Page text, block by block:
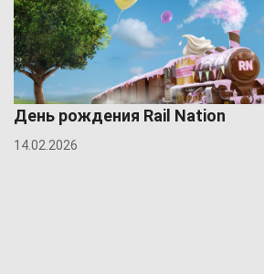
День рождения Rail Nation
14.02.2026